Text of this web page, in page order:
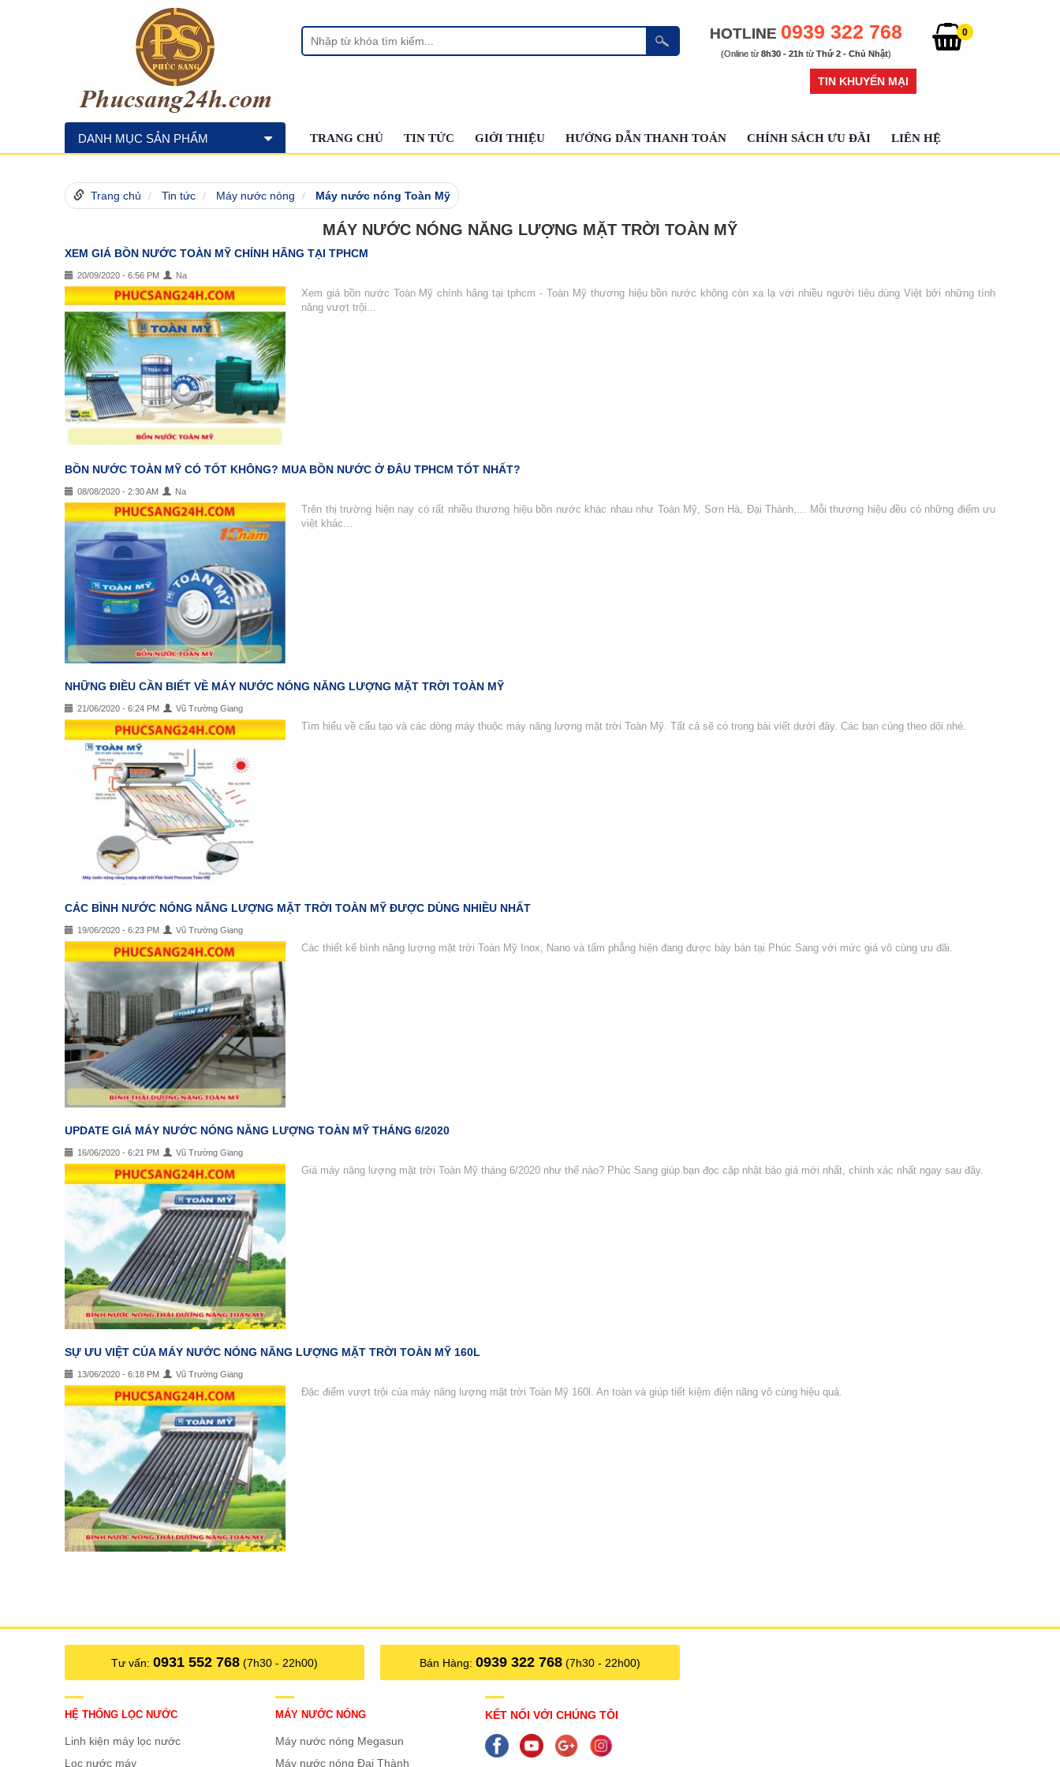
HOTLINE 0939 322 768
(Online từ 8h30 - 21h từ Thứ 2 - Chủ Nhật)
TIN KHUYẾN MẠI
0
DANH MỤC SẢN PHẨM TRANG CHỦ TIN TỨC GIỚI THIỆU HƯỚNG DẪN THANH TOÁN CHÍNH SÁCH ƯU ĐÃI LIÊN HỆ
Trang chủ Tin tức Máy nước nóng Máy nước nóng Toàn Mỹ
MÁY NƯỚC NÓNG NĂNG LƯỢNG MẶT TRỜI TOÀN MỸ
XEM GIÁ BỒN NƯỚC TOÀN MỸ CHÍNH HÃNG TẠI TPHCM
20/09/2020 - 6:56 PM Na
Xem giá bồn nước Toàn Mỹ chính hãng tại tphcm - Toàn Mỹ thương hiệu bồn nước không còn xa lạ với nhiều người tiêu dùng Việt bởi những tính
năng vượt trội...
BỒN NƯỚC TOÀN MỸ CÓ TỐT KHÔNG? MUA BỒN NƯỚC Ở ĐÂU TPHCM TỐT NHẤT?
08/08/2020 - 2:30 AM Na
Trên thị trường hiện nay có rất nhiều thương hiệu bồn nước khác nhau như Toàn Mỹ, Sơn Hà, Đại Thành,... Mỗi thương hiệu đều có những điểm ưu
việt khác...
NHỮNG ĐIỀU CẦN BIẾT VỀ MÁY NƯỚC NÓNG NĂNG LƯỢNG MẶT TRỜI TOÀN MỸ
21/06/2020 - 6:24 PM Vũ Trường Giang
Tìm hiểu về cấu tạo và các dòng máy thuộc máy năng lượng mặt trời Toàn Mỹ. Tất cả sẽ có trong bài viết dưới đây. Các bạn cùng theo dõi nhé.
CÁC BÌNH NƯỚC NÓNG NĂNG LƯỢNG MẶT TRỜI TOÀN MỸ ĐƯỢC DÙNG NHIỀU NHẤT
19/06/2020 - 6:23 PM Vũ Trường Giang
Các thiết kế bình năng lượng mặt trời Toàn Mỹ Inox, Nano và tấm phẳng hiện đang được bày bán tại Phúc Sang với mức giá vô cùng ưu đãi.
UPDATE GIÁ MÁY NƯỚC NÓNG NĂNG LƯỢNG TOÀN MỸ THÁNG 6/2020
16/06/2020 - 6:21 PM Vũ Trường Giang
Giá máy năng lượng mặt trời Toàn Mỹ tháng 6/2020 như thế nào? Phúc Sang giúp bạn đọc cập nhật báo giá mới nhất, chính xác nhất ngay sau đây.
SỰ ƯU VIỆT CỦA MÁY NƯỚC NÓNG NĂNG LƯỢNG MẶT TRỜI TOÀN MỸ 160L
13/06/2020 - 6:18 PM Vũ Trường Giang
Đặc điểm vượt trội của máy năng lượng mặt trời Toàn Mỹ 160l. An toàn và giúp tiết kiệm điện năng vô cùng hiệu quả.
Tư vấn: 0931 552 768 (7h30 - 22h00) Bán Hàng: 0939 322 768 (7h30 - 22h00)
HỆ THỐNG LỌC NƯỚC
Linh kiện máy lọc nước
Lọc nước máy
MÁY NƯỚC NÓNG
Máy nước nóng Megasun
Máy nước nóng Đại Thành
KẾT NỐI VỚI CHÚNG TÔI